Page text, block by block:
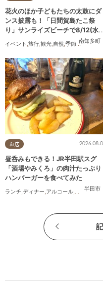
南知多町
花火のほか子どもたちの太鼓にダ
ンス披露も！「日間賀島たこ祭
り」サンライズビーチで8/12(水)
イベント ,旅行,観光,自然,季節ネタ ,花火
お店
半田市
昼呑みもできる！JR半田駅スグ
「酒場やみくろ」の肉汁たっぷり
ハンバーガーを食べてみた
ランチ,ディナー,アルコール,パン,行っ